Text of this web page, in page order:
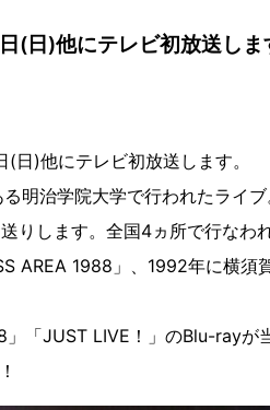
(日)他にテレビ初放送しま
)他にテレビ初放送します。
明治学院大学で行われたライ
りします。全国4ヵ所で行なわ
AREA 1988」、1992年に横須
「JUST LIVE！」のBlu-rayが